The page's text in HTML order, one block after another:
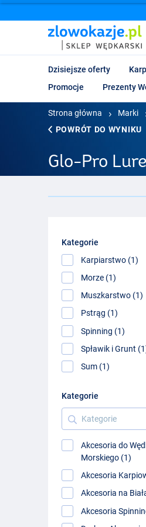
Dzisiejsze oferty
Promocje
Prezenty
Strona główna Marki
POWRÓT DO WYNIKU
Glo-Pro
Kategorie
Karpiarstwo (1)
Morze (1)
Muszkarstwo (1)
Pstrąg (1)
Spinning (1)
Spławik i Grunt
Sum (1)
Kategorie
Kategorie
Akcesoria do
Morskiego (1)
Akcesoria
Akcesoria na
Akcesoria